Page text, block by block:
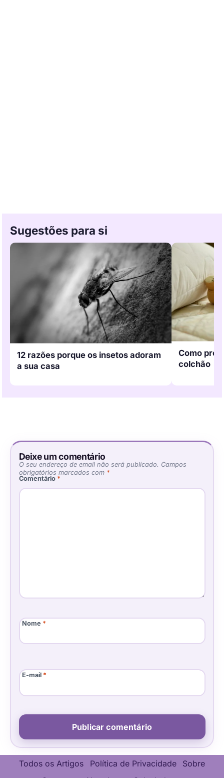
Sugestões para si
12 razões porque os insetos adoram
a sua casa
Como
colchão
Deixe um comentário
O seu endereço de email não será publicado. Campos
obrigatórios marcados com *
Comentário *
Nome *
E-mail *
Todos os Artigos Política de Privacidade
Sobre